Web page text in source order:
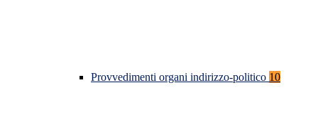
Provvedimenti organi indirizzo-politico 10